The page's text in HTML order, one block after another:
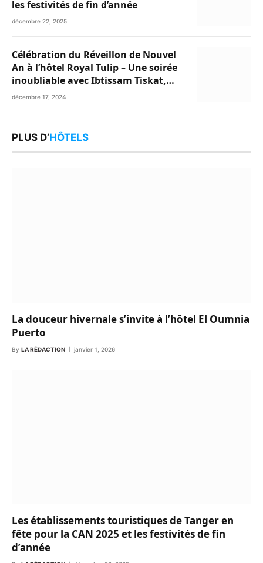
les festivités de fin d’année
décembre 22, 2025
Célébration du Réveillon de Nouvel
An à l’hôtel Royal Tulip – Une soirée
inoubliable avec Ibtissam Tiskat,
Oussama Abdedaim et Abdelwahed
décembre 17, 2024
PLUS D’HÔTELS
La douceur hivernale s’invite à l’hôtel El Oumnia
Puerto
By LA RÉDACTION janvier 1, 2026
Les établissements touristiques de Tanger en
fête pour la CAN 2025 et les festivités de fin
d’année